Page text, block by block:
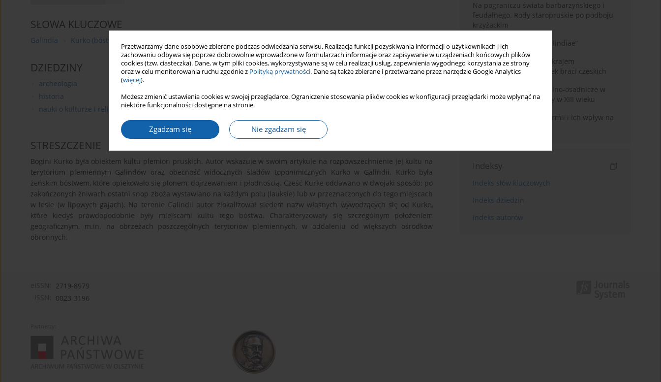
Przetwarzamy dane osobowe zbierane podczas odwiedzania serwisu. Realizacja funkcji pozyskiwania informacji o użytkownikach i ich
zachowaniu odbywa się poprzez dobrowolnie wprowadzone w formularzach informacje oraz zapisywanie w urządzeniach końcowych plików
cookies (tzw. ciasteczka). Dane, w tym pliki cookies, wykorzystywane są w celu realizacji usług, zapewnienia wygodnego korzystania ze strony
oraz w celu monitorowania ruchu zgodnie z Polityką prywatności. Dane są także zbierane i przetwarzane przez narzędzie Google Analytics
(więcej).
Możesz zmienić ustawienia cookies w swojej przeglądarce. Ograniczenie stosowania plików cookies w konfiguracji przeglądarki może wpłynąć na
niektóre funkcjonalności dostępne na stronie.
Zgadzam się Nie zgadzam się
SŁOWA KLUCZOWE
Galindia Kurko (bóstwo pruskie)
DZIEDZINY
archeologia
historia
nauki o kulturze i religii
STRESZCZENIE
Bogini Kurko była obiektem kultu plemion pruskich. Autor wskazuje w swoim artykule na rozpowszechnienie jej kultu na
terytorium plemiennym Galindów oraz obecność widocznych śladów toponimicznych Kurko w Galindii. Kurko była
żeńskim bóstwem, które opiekowało się plonem, dojrzewaniem i płodnością. Cześć Kurke oddawano w dwojaki sposób: po
zakończonych żniwach ostatni snop zboża wystawiano na każdym polu (lauksie) lub w przeznaczonych do tego miejscach
w lesie (w lipowych gajach). Na terenie Galindii autor zlokalizował siedem nazw własnych wywodzących się od Kurke,
które kiedyś prawdopodobnie były miejscami kultu tego bóstwa. Charakteryzowały się szczególnym położeniem
geograficznym, m.in. na obrzeżach poszczególnych terytoriów plemiennych, w oddaleniu od większych ośrodków
obronnych.
Na pograniczu świata barbarzyńskiego i
feudalnego. Rody staropruskie po podboju
krzyżackim
Ysegups – „maior rex Galindiae”
Czy Prusy Książęce były krajem
tolerancyjnym? Przypadek braci czeskich
Pruskie związki terytorialno-osadnicze w
dorzeczu środkowej Łyny w XIII wieku
Pierwsze kościoły na Warmii i ich wpływ na
Indeksy
Indeks słów kluczowych
Indeks dziedzin
Indeks autorów
2719-8979
0023-3196